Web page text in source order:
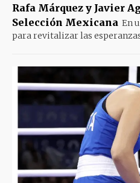
Rafa Márquez y Javier
Selección Mexicana En
para revitalizar las esperanzas